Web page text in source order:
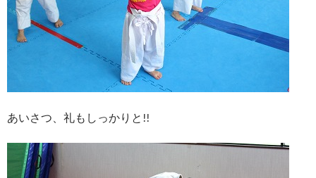
あいさつ、礼もしっかりと!!